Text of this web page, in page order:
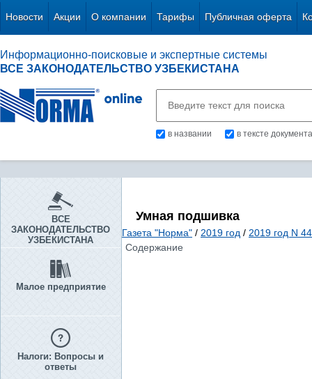
Новости Акции О компании Тарифы Публичная оферта
Информационно-поисковые и экспертные системы
ВСЕ ЗАКОНОДАТЕЛЬСТВО УЗБЕКИСТАНА
в названии в тексте документа
ВСЕ
ЗАКОНОДАТЕЛЬСТВО
УЗБЕКИСТАНА
Малое предприятие
Налоги: Вопросы и
ответы
Умная подшивка
Газета "Норма" / 2019 год / 2019 год N
Содержание